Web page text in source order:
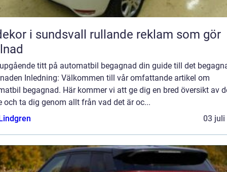
sundsvall rullande reklam som gör
titt på automatbil begagnad din guide till det
Inledning: Välkommen till vår omfattande artikel om
begagnad. Här kommer vi att ge dig en bred översikt av
och ta dig genom allt från vad det är oc...
03 juli